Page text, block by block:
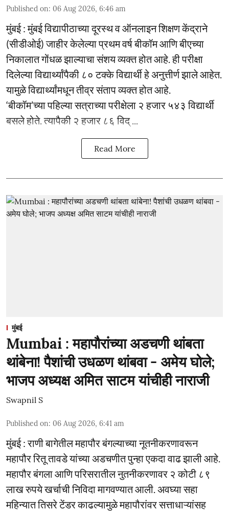
Published on: 06 Aug 2026, 6:46 am
मुंबई : मुंबई विद्यापीठाच्या दूरस्थ व ऑनलाइन शिक्षण केंद्राने
(सीडीओई) जाहीर केलेल्या प्रथम वर्ष बीकॉम आणि बीएच्या
निकालात गोंधळ झाल्याचा संशय व्यक्त होत आहे. ही परीक्षा
दिलेल्या विद्यार्थ्यांपैकी ८० टक्के विद्यार्थी हे अनुत्तीर्ण झाले आहेत.
यामुळे विद्यार्थ्यांमधून तीव्र संताप व्यक्त होत आहे.
‘बीकॉम’च्या पहिल्या सत्राच्या परीक्षेला २ हजार ५४३ विद्यार्थी
बसले होते. त्यापैकी २ हजार ८६ विद् ...
Read More
मुंबई
Mumbai : महापौरांच्या अडचणी थांबता
थांबेना! पैशांची उधळण थांबवा - अमेय घोले;
भाजप अध्यक्ष अमित साटम यांचीही नाराजी
Swapnil S
Published on: 06 Aug 2026, 6:41 am
मुंबई : राणी बागेतील महापौर बंगल्याच्या नूतनीकरणावरून
महापौर रितू तावडे यांच्या अडचणीत पुन्हा एकदा वाढ झाली आहे.
महापौर बंगला आणि परिसरातील नुतनीकरणावर २ कोटी ८९
लाख रुपये खर्चाची निविदा मागवण्यात आली. अवघ्या सहा
महिन्यात तिसरे टेंडर काढल्यामुळे महापौरांवर सत्ताधाऱ्यांसह